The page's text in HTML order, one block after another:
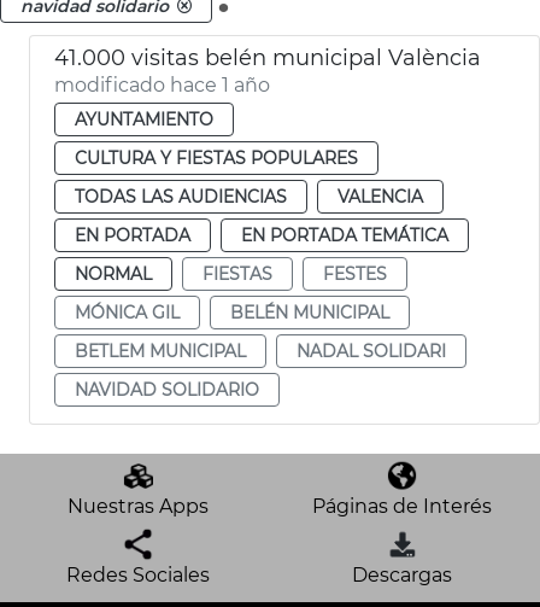
navidad solidario
41.000 visitas belén municipal València
modificado hace 1 año
AYUNTAMIENTO
CULTURA Y FIESTAS POPULARES
TODAS LAS AUDIENCIAS
VALENCIA
EN PORTADA
EN PORTADA TEMÁTICA
NORMAL
FIESTAS
FESTES
MÓNICA GIL
BELÉN MUNICIPAL
BETLEM MUNICIPAL
NADAL SOLIDARI
NAVIDAD SOLIDARIO
Nuestras Apps Páginas de Interés
Redes Sociales Descargas